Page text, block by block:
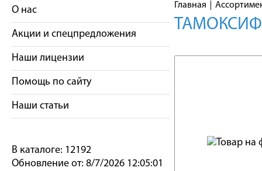
О нас
Акции и спецпредложения
Наши лицензии
Помощь по сайту
Наши статьи
В каталоге: 12192
Обновление от: 8/7/2026 12:05:01
Главная